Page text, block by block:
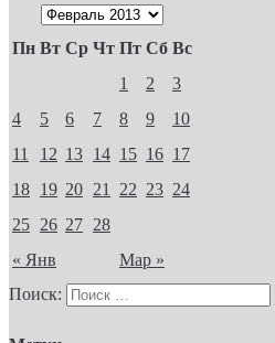
Пн Вт Ср Чт Пт Сб Вс
« Янв Мар »
1 2
3
4
5 6 7 8 9
10
11
12 13 14 15 16 17
18 19 20 21 22 23 24
25 26 27 28
Поиск: